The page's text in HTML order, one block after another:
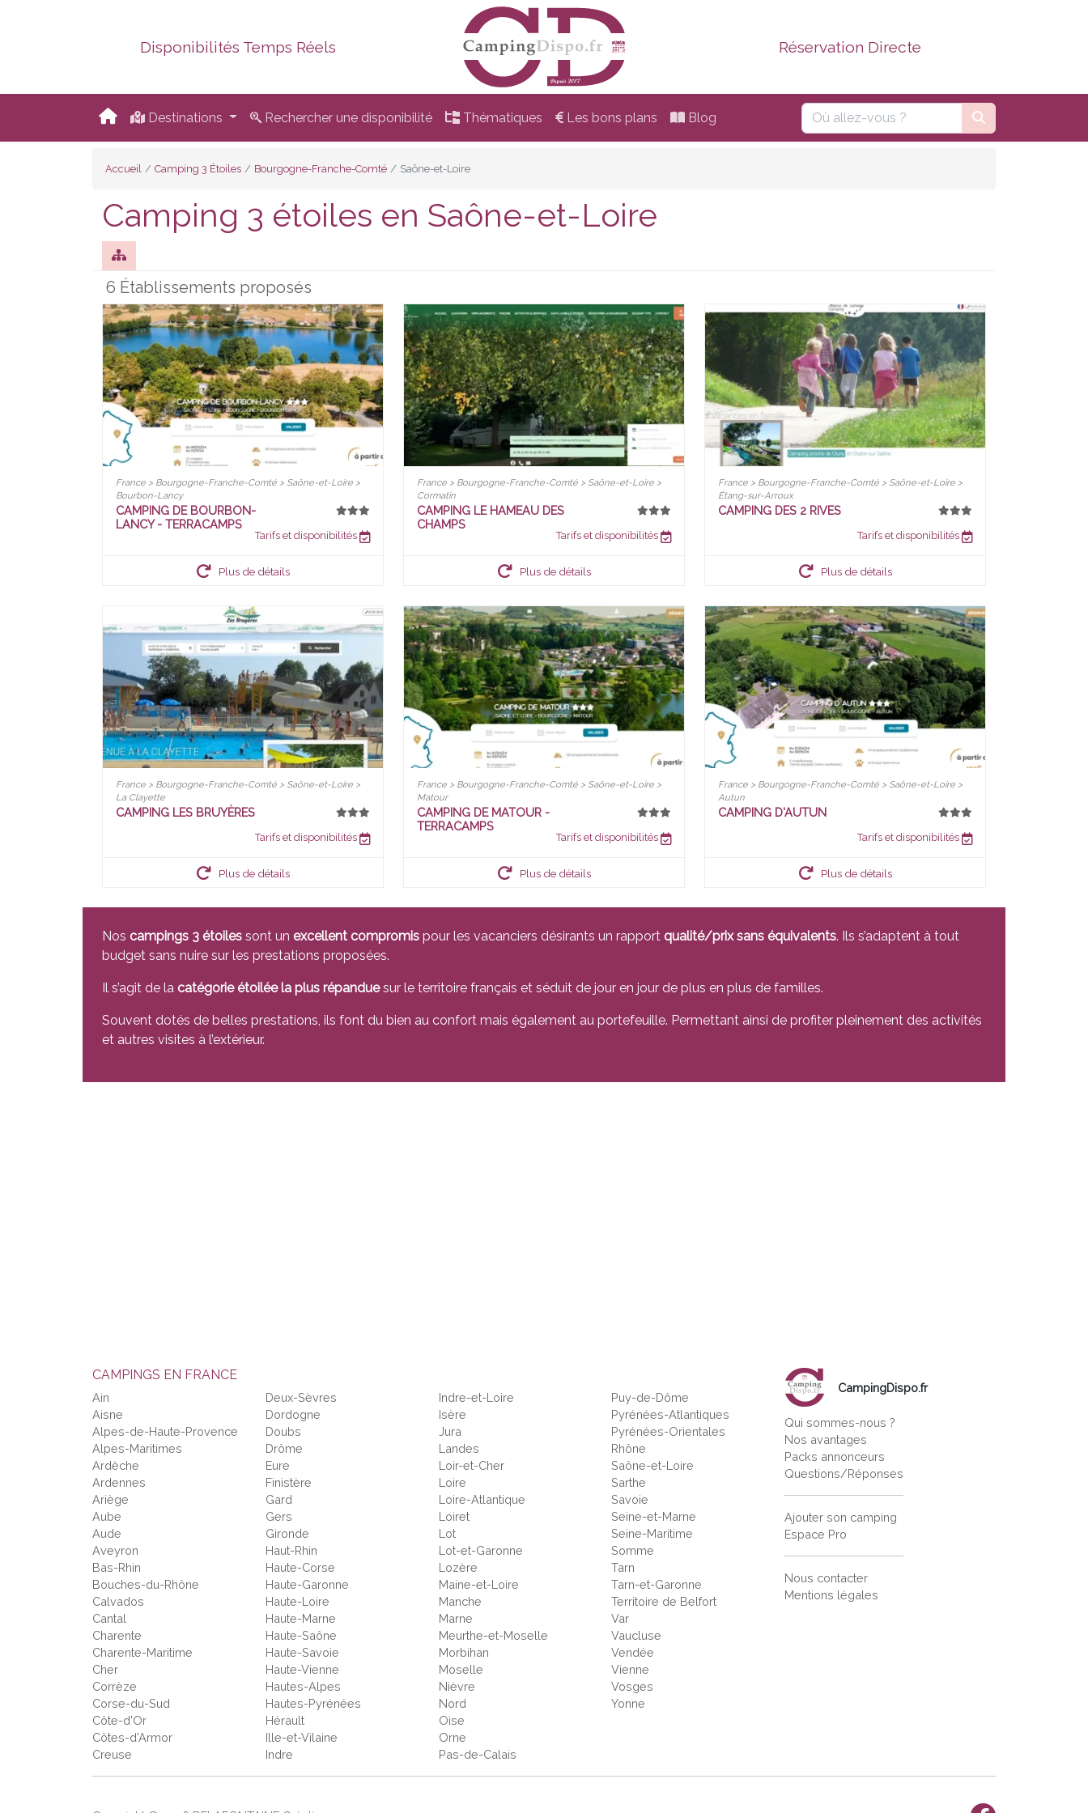
Disponibilités Temps Réels Réservation Directe
Destinations Rechercher une disponibilité Thématiques Les bons plans Blog
Accueil Camping 3 Étoiles Bourgogne-Franche-Comté Saône-et-Loire
Camping 3 étoiles en Saône-et-Loire
6 Établissements proposés
France > Bourgogne-Franche-Comté > Saône-et-Loire >
Bourbon-Lancy
CAMPING DE BOURBON-
LANCY - TERRACAMPS
Tarifs et disponibilités
Plus de détails
France > Bourgogne-Franche-Comté > Saône-et-Loire >
Cormatin
CAMPING LE HAMEAU DES
CHAMPS
Tarifs et disponibilités
Plus de détails
France > Bourgogne-Franche-Comté > Saône-et-Loire >
Étang-sur-Arroux
CAMPING DES 2 RIVES
Tarifs et disponibilités
Plus de détails
France > Bourgogne-Franche-Comté > Saône-et-Loire >
La Clayette
CAMPING LES BRUYÈRES
Tarifs et disponibilités
Plus de détails
France > Bourgogne-Franche-Comté > Saône-et-Loire >
Matour
CAMPING DE MATOUR -
TERRACAMPS
Tarifs et disponibilités
Plus de détails
France > Bourgogne-Franche-Comté > Saône-et-Loire >
Autun
CAMPING D'AUTUN
Tarifs et disponibilités
Plus de détails
Nos campings 3 étoiles sont un excellent compromis pour les vacanciers désirants un rapport qualité/prix sans équivalents. Ils s’adaptent à tout
budget sans nuire sur les prestations proposées.
Il s’agit de la catégorie étoilée la plus répanduesur le territoire français et séduit de jour en jour de plus en plus de familles.
Souvent dotés de belles prestations, ils font du bien au confort mais également au portefeuille. Permettant ainsi de profiter pleinement des activités
et autres visites à l’extérieur.
CAMPINGS EN FRANCE
Ain
Aisne
Alpes-de-Haute-Provence
Alpes-Maritimes
Ardèche
Ardennes
Ariège
Aube
Aude
Aveyron
Bas-Rhin
Bouches-du-Rhône
Calvados
Cantal
Charente
Charente-Maritime
Cher
Corrèze
Corse-du-Sud
Côte-d'Or
Côtes-d'Armor
Creuse
Deux-Sèvres
Dordogne
Doubs
Drôme
Eure
Finistère
Gard
Gers
Gironde
Haut-Rhin
Haute-Corse
Haute-Garonne
Haute-Loire
Haute-Marne
Haute-Saône
Haute-Savoie
Haute-Vienne
Hautes-Alpes
Hautes-Pyrénées
Hérault
Ille-et-Vilaine
Indre
Indre-et-Loire
Isère
Jura
Landes
Loir-et-Cher
Loire
Loire-Atlantique
Loiret
Lot
Lot-et-Garonne
Lozère
Maine-et-Loire
Manche
Marne
Meurthe-et-Moselle
Morbihan
Moselle
Nièvre
Nord
Oise
Orne
Pas-de-Calais
Puy-de-Dôme
Pyrénées-Atlantiques
Pyrénées-Orientales
Rhône
Saône-et-Loire
Sarthe
Savoie
Seine-et-Marne
Seine-Maritime
Somme
Tarn
Tarn-et-Garonne
Territoire de Belfort
Var
Vaucluse
Vendée
Vienne
Vosges
Yonne
CampingDispo.fr
Qui sommes-nous ?
Nos avantages
Packs annonceurs
Questions/Réponses
Ajouter son camping
Espace Pro
Nous contacter
Mentions légales